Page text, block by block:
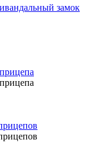
замок